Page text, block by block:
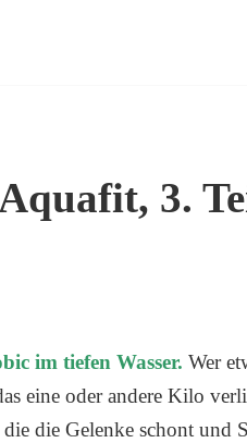
3.
im tiefen Wasser. Wer
eine oder andere Kilo
die Gelenke schont und